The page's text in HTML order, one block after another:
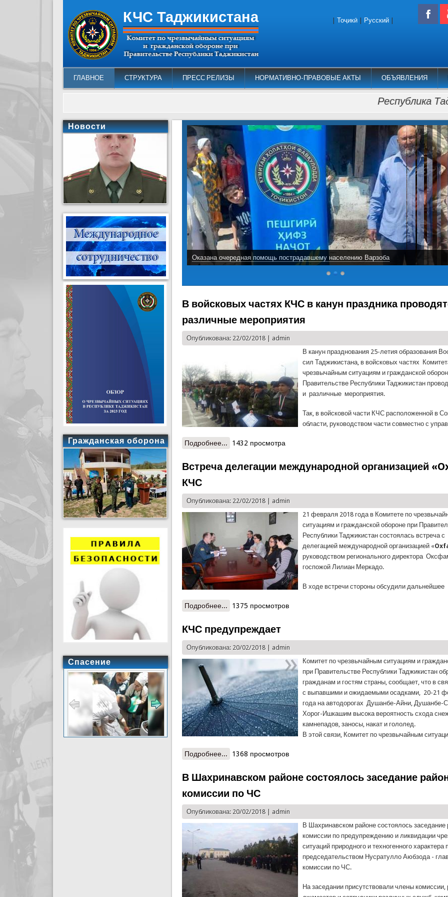
КЧС Таджикистана
ГЛАВНОЕ СТРУКТУРА ПРЕСС РЕЛИЗЫ НОРМАТИВНО-ПРАВОВЫЕ АКТЫ ОБЪЯВЛЕНИЯ
Тоҷикӣ Русский
Республика
Оказана очередная помощь пострадавшему населению Варзоба
В войсковых частях КЧС в канун праздника
различные мероприятия
Опубликована: 22/02/2018 | admin
В канун празднования 25-летия образования
сил Таджикистана, в войсковых частях
чрезвычайным ситуациям и гражданской
Правительстве Республики Таджикистан
и различные мероприятия.
Так, в войсковой части КЧС расположенной в
области, руководством части совместно с
Подробнее... о В войсковых частях КЧС в канун праздника проводятся
1432 просмотра
Встреча делегации международной организацией
КЧС
Опубликована: 22/02/2018 | admin
21 февраля 2018 года в Комитете по
ситуациям и гражданской обороне при
Республики Таджикистан состоялась встреча с
делегацией международной организацией «
руководством регионального директора
госпожой Лилиан Меркадо.
В ходе встречи стороны обсудили дальнейшее
Подробнее... о Встреча делегации международной организацией «Oxfam» в КЧС
1375 просмотров
КЧС предупреждает
Опубликована: 20/02/2018 | admin
Комитет по чрезвычайным ситуациям и
при Правительстве Республики Таджикистан
гражданам и гостям страны, сообщает, что в
с выпавшими и ожидаемыми осадками, 20-21
года на автодорогах Душанбе-Айни, Душанбе-
Хорог-Ишкашим высока вероятность схода
камнепадов, заносы, накат и гололед.
В этой связи, Комитет по чрезвычайным
Подробнее... о КЧС предупреждает
1368 просмотров
В Шахринавском районе состоялось заседание
комиссии по ЧС
Опубликована: 20/02/2018 | admin
В Шахринавском районе состоялось заседание
комиссии по предупреждению и ликвидации
ситуаций природного и техногенного характера
председательством Нусратулло Аюбзода -
комиссии по ЧС.
На заседании присутствовали члены комиссии,
Новости
Гражданская оборона
Спасение